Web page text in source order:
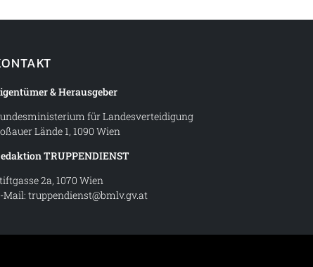
& Herausgeber
für Landesverteidigung
Lände 1, 1090 Wien
TRUPPENDIENST
2a, 1070 Wien
Mail: truppendienst@bmlv.gv.at